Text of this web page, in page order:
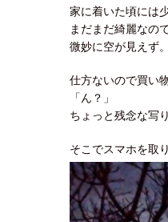
家に着いた頃には
まだまだ綺麗なの
微妙に空が見えず。
仕方ないので買い
「ん？」
ちょっと残念な写り
そこでスマホを取